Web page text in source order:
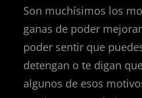
Son muchísimos los
ganas de poder
poder sentir que
detengan o te digan
algunos de esos